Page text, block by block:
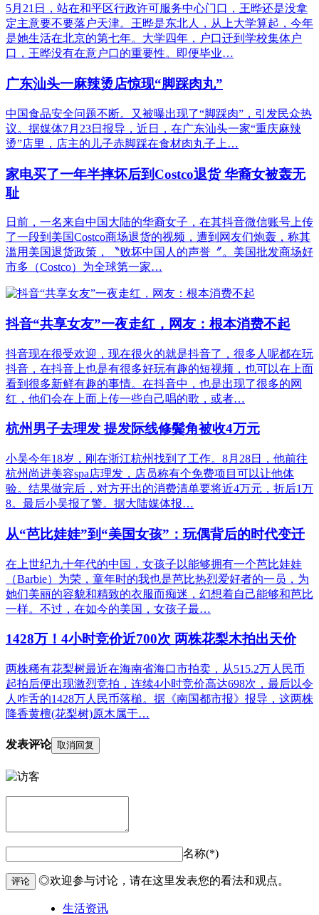
5月21日，站在和平区行政许可服务中心门口，王晔还是没拿
定主意要不要落户天津。王晔是东北人，从上大学算起，今年
是她生活在北京的第七年。大学四年，户口迁到学校集体户
口，王晔没有在意户口的重要性。即便毕业…
广东汕头一麻辣烫店惊现“脚踩肉丸”
中国食品安全问题不断。又被曝出现了“脚踩肉”，引发民众热
议。据媒体7月23日报导，近日，在广东汕头一家“重庆麻辣
烫”店里，店主的儿子赤脚踩在食材肉丸子上…
家电买了一年半摔坏后到Costco退货 华裔女被轰无
耻
日前，一名来自中国大陆的华裔女子，在其抖音微信账号上传
了一段到美国Costco商场退货的视频，遭到网友们炮轰，称其
滥用美国退货政策，〝败坏中国人的声誉〞。美国批发商场好
市多（Costco）为全球第一家…
抖音“共享女友”一夜走红，网友：根本消费不起
抖音现在很受欢迎，现在很火的就是抖音了，很多人呢都在玩
抖音，在抖音上也是有很多好玩有趣的短视频，也可以在上面
看到很多新鲜有趣的事情。在抖音中，也是出现了很多的网
红，他们会在上面上传一些自己唱的歌，或者…
杭州男子去理发 提发际线修鬓角被收4万元
小吴今年18岁，刚在浙江杭州找到了工作。8月28日，他前往
杭州尚进美容spa店理发，店员称有个免费项目可以让他体
验。结果做完后，对方开出的消费清单要将近4万元，折后1万
8。最后小吴报了警。据大陆媒体报…
从“芭比娃娃”到“美国女孩”：玩偶背后的时代变迁
在上世纪九十年代的中国，女孩子以能够拥有一个芭比娃娃
（Barbie）为荣，童年时的我也是芭比热烈爱好者的一员，为
她们美丽的容貌和精致的衣服而痴迷，幻想着自己能够和芭比
一样。不过，在如今的美国，女孩子最…
1428万！4小时竞价近700次 两株花梨木拍出天价
两株稀有花梨树最近在海南省海口市拍卖，从515.2万人民币
起拍后便出现激烈竞拍，连续4小时竞价高达698次，最后以令
人咋舌的1428万人民币落槌。据《南国都市报》报导，这两株
降香黄檀(花梨树)原木属于…
发表评论 取消回复
名称(*)
评论 ◎欢迎参与讨论，请在这里发表您的看法和观点。
生活资讯